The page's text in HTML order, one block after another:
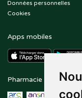
Données personnelles
Cookies
Apps mobiles
Pharmacie en ligne